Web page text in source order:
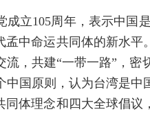
成立105周年，表示中国
孟中命运共同体的新水
流，共建“一带一路”，
国原则，认为台湾是
同体理念和四大全球倡